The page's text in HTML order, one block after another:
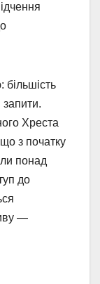
запити.
Хреста
з початку
понад
до
—